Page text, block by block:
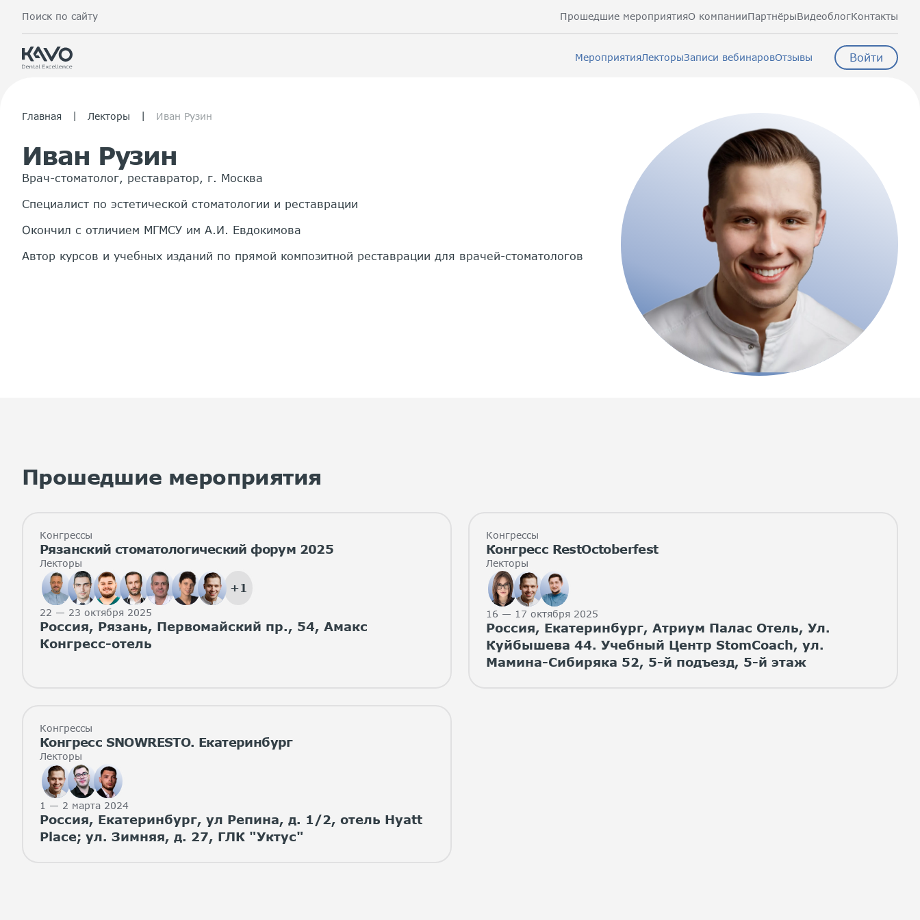
Поиск по сайту Прошедшие мероприятияО компанииПартнёрыВидеоблогКонтакты
МероприятияЛекторыЗаписи вебинаровОтзывы Войти
Главная | Лекторы | Иван Рузин
Иван Рузин
Врач-стоматолог, реставратор, г. Москва
Специалист по эстетической стоматологии и реставрации
Окончил с отличием МГМСУ им А.И. Евдокимова
Автор курсов и учебных изданий по прямой композитной реставрации для врачей-стоматологов
Прошедшие мероприятия
Конгрессы
Рязанский стоматологический форум 2025
Лекторы
+1
22 — 23 октября 2025
Россия, Рязань, Первомайский пр., 54, Амакс
Конгресс-отель
Конгрессы
Конгресс RestOctoberfest
Лекторы
16 — 17 октября 2025
Россия, Екатеринбург, Атриум Палас Отель, Ул.
Куйбышева 44. Учебный Центр StomCoach, ул.
Мамина-Сибиряка 52, 5-й подъезд, 5-й этаж
Конгрессы
Конгресс SNOWRESTO. Екатеринбург
Лекторы
1 — 2 марта 2024
Россия, Екатеринбург, ул Репина, д. 1/2, отель Hyatt
Place; ул. Зимняя, д. 27, ГЛК "Уктус"